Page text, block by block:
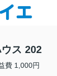
ス 202
費 1,000円